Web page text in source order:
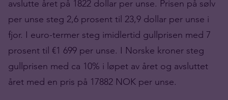
avslutte året på 1822 dollar per unse. Prisen på sølv
per unse steg 2,6 prosent til 23,9 dollar per unse i
fjor. I euro-termer steg imidlertid gullprisen med 7
prosent til €1 699 per unse. I Norske kroner steg
gullprisen med ca 10% i løpet av året og avsluttet
året med en pris på 17882 NOK per unse.